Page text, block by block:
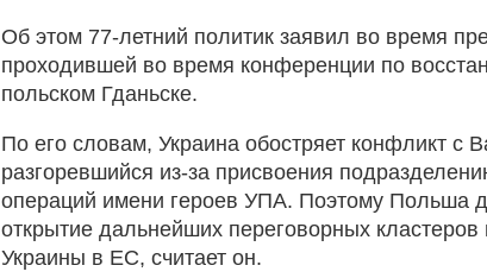
Об этом 77-летний политик заявил во время
проходившей во время конференции по
польском Гданьске.
По его словам, Украина обостряет конфликт с
разгоревшийся из-за присвоения
операций имени героев УПА. Поэтому Польша
открытие дальнейших переговорных кластеров
Украины в ЕС, считает он.